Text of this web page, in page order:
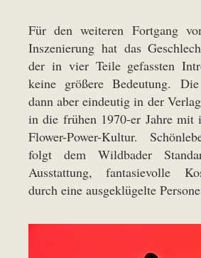
Für den weiteren Fortgang
Inszenierung hat das
der in vier Teile gefassten
keine größere Bedeutung.
dann aber eindeutig in der
in die frühen 1970-er Jahre mit
Flower-Power-Kultur.
folgt dem Wildbader
Ausstattung, fantasievolle
durch eine ausgeklügelte